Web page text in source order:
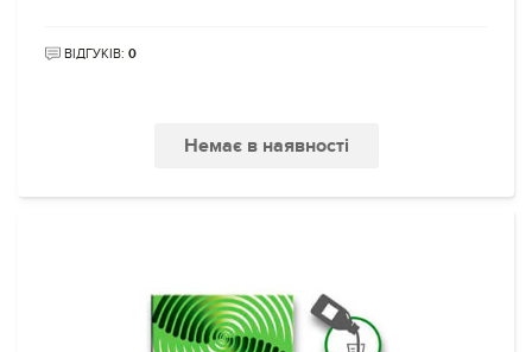
ВІДГУКІВ: 0
Немає в наявності